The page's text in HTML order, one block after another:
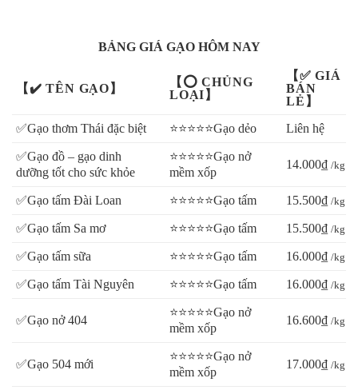
BẢNG GIÁ GẠO HÔM NAY
【✔️ TÊN GẠO】
【⭕ CHỦNG
LOẠI】
【✅ GIÁ
BÁN
LẺ】
✅Gạo thơm Thái đặc biệt
⭐⭐⭐⭐⭐Gạo dẻo Liên hệ
✅Gạo đồ – gạo dinh
dưỡng tốt cho sức khỏe
⭐⭐⭐⭐⭐Gạo nở
mềm xốp
14.000₫ /kg
✅Gạo tấm Đài Loan ⭐⭐⭐⭐⭐Gạo tấm 15.500₫ /kg
✅Gạo tấm Sa mơ ⭐⭐⭐⭐⭐Gạo tấm 15.500₫ /kg
✅Gạo tấm sữa ⭐⭐⭐⭐⭐Gạo tấm 16.000₫ /kg
✅Gạo tấm Tài Nguyên ⭐⭐⭐⭐⭐Gạo tấm 16.000₫ /kg
✅Gạo nở 404
⭐⭐⭐⭐⭐Gạo nở
mềm xốp
16.600₫ /kg
✅Gạo 504 mới
⭐⭐⭐⭐⭐Gạo nở
mềm xốp
17.000₫ /kg